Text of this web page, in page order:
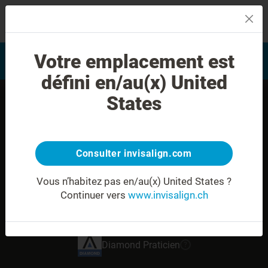
Evaluation du sourire
Trouver un docteur formé
Invisalign
Dr. med. dent. Sahar Haroon
Diamond Praticien
Votre emplacement est
défini en/au(x) United
States
Consulter invisalign.com
Vous n’habitez pas en/au(x) United States ?
Continuer vers www.invisalign.ch